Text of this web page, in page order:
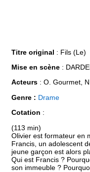
Titre original : Fils (Le)
Mise en scène :
Acteurs : O. Gourmet,
Genre : Drame
Cotation :
(113 min)
Olivier est formateur en
Francis, un adolescent
jeune garçon est alors
Qui est Francis ?
son immeuble ?